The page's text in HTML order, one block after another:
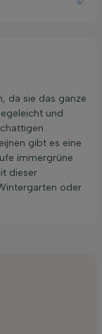
da sie das ganze
und
gibt es eine
immergrüne
dieser
oder